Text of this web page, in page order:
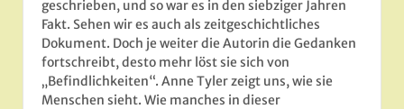
geschrieben, und so war es in den siebziger Jahren
Fakt. Sehen wir es auch als zeitgeschichtliches
Dokument. Doch je weiter die Autorin die Gedanken
fortschreibt, desto mehr löst sie sich von
„Befindlichkeiten“. Anne Tyler zeigt uns, wie sie
Menschen sieht. Wie manches in dieser